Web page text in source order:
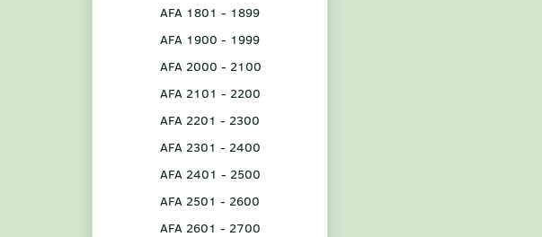
AFA 1801 - 1899
AFA 1900 - 1999
AFA 2000 - 2100
AFA 2101 - 2200
AFA 2201 - 2300
AFA 2301 - 2400
AFA 2401 - 2500
AFA 2501 - 2600
AFA 2601 - 2700